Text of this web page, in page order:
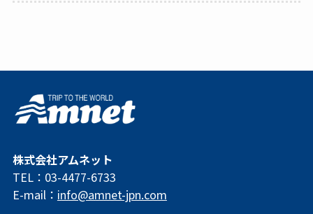
株式会社アムネット
TEL：03-4477-6733
E-mail： info@amnet-jpn.com